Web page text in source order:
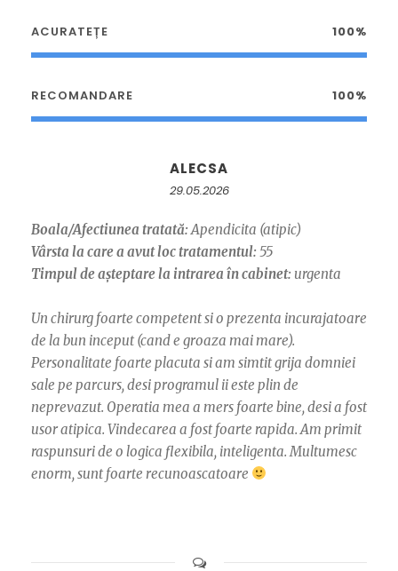
ACURATEȚE 100%
RECOMANDARE 100%
ALECSA
29.05.2026
Boala/Afectiunea tratată: Apendicita (atipic)
Vârsta la care a avut loc tratamentul: 55
Timpul de așteptare la intrarea în cabinet: urgenta
Un chirurg foarte competent si o prezenta incurajatoare
de la bun inceput (cand e groaza mai mare).
Personalitate foarte placuta si am simtit grija domniei
sale pe parcurs, desi programul ii este plin de
neprevazut. Operatia mea a mers foarte bine, desi a fost
usor atipica. Vindecarea a fost foarte rapida. Am primit
raspunsuri de o logica flexibila, inteligenta. Multumesc
enorm, sunt foarte recunoascatoare